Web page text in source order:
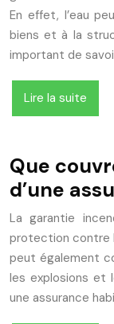
En effet, l’eau
biens et à la
important de
Lire la suite
Que
d’une
La garantie
protection contre
peut également
les explosions et
une assurance